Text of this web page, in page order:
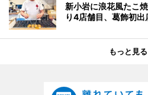
新小岩に浪花風たこ
り4店舗目、葛飾初出
もっと見る